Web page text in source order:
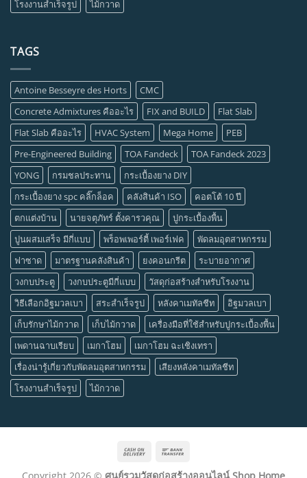
โรงงานสำเร็จรูป
ไม้กวาด
TAGS
Antoine Besseyre des Horts
CMC
Concrete Admixtures คืออะไร
FIX and BUILD
Flat Slab
Flat Slab คืออะไร
HVAC System Mega Home
PEB
Pre-Engineered Building
TOA Fandeck
TOA Fandeck 2023
YONG
กรมชลประทาน
กระเบื้องยาง DIY
กระเบื้องยาง spc คลิ๊กล็อค
คลังสินค้า ISO
คอตโต้ 10 ปี
ตกแต่งบ้าน
นายจตุภัทร์ ตั้งคารวคุณ
ปูกระเบื้องพื้น
ปูนผสมเสร็จ มีกี่แบบ
พร็อพเพอร์ตี้ เพอร์เฟค
พัดลมอุตสาหกรรม
ฟาซาด
มาตรฐานคลังสินค้า ยงคอนกรีต
ระบายอากาศ
วงกบประตู
วงกบประตูมีกี่แบบ
วัสดุก่อสร้างสำหรับโรงงาน
วิธีเลือกอิฐมวลเบา
สระสำเร็จรูป หลังคาเมทัลชีท
อิฐมวลเบา
เก็บรักษาไม้กวาด
เก็บไม้กวาด
เครื่องมือที่ใช้สำหรับปูกระเบื้องพื้น
เพดานฉาบเรียบ
เมกาโฮม
เมกาโฮม ฉะเชิงเทรา
เรื่องน่ารู้เกี่ยวกับพัดลมอุตสาหกรรม
เสียงหลังคาเมทัลชีท
โรงงานสำเร็จรูป
ไม้กวาด
Cash